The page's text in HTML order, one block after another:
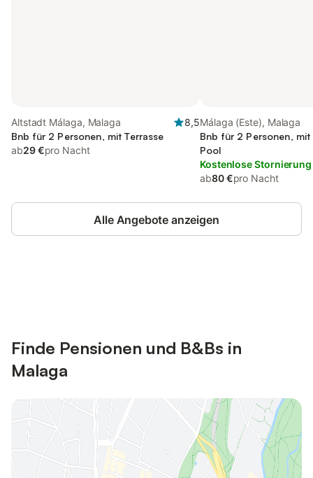
Altstadt Málaga, Malaga
8,5
Bnb für 2 Personen, mit Terrasse
ab29 €pro Nacht
Málaga (Este), Malaga
Bnb für 2 Personen, mit
Pool
Kostenlose Stornierung
ab80 €pro Nacht
Alle Angebote anzeigen
Finde Pensionen und B&Bs in
Malaga